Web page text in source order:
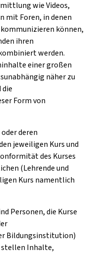
wie Videos,
mit Foren, in denen
können,
ihren
werden.
einer großen
näher zu
Form von
deren
jeweiligen Kurs und
des Kurses
(Lehrende und
Kurs namentlich
Personen, die Kurse
Bildungsinstitution)
stellen Inhalte,